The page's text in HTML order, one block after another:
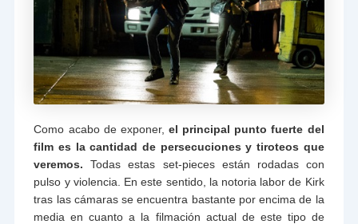
Como acabo de exponer, el principal punto fuerte del
film es la cantidad de persecuciones y tiroteos que
veremos. Todas estas set-pieces están rodadas con
pulso y violencia. En este sentido, la notoria labor de Kirk
tras las cámaras se encuentra bastante por encima de la
media en cuanto a la filmación actual de este tipo de